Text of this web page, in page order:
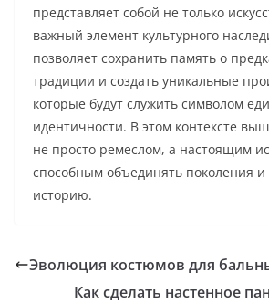
представляет собой не только
важный элемент культурного
позволяет сохранить память о
традиции и создать уникальные
которые будут служить символом
идентичности. В этом контексте
не просто ремеслом, а настоящим
способным объединять поколения и
историю.
Эволюция костюмов для
Как сделать настенное